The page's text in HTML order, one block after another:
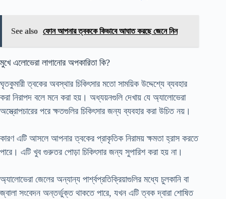
See also ফোন আপনার ত্বককে কিভাবে আঘাত করছে জেনে নিন
মুখে এলোভেরা লাগানোর অপকারিতা কি?
ঘৃতকুমারী ত্বকের অবস্থার চিকিৎসার মতো সাময়িক উদ্দেশ্যে ব্যবহার
করা নিরাপদ বলে মনে করা হয়। অধ্যয়নগুলি দেখায় যে অ্যালোভেরা
অস্ত্রোপচারের পরে ক্ষতগুলির চিকিৎসার জন্য ব্যবহার করা উচিত নয়।
কারণ এটি আসলে আপনার ত্বকের প্রাকৃতিক নিরাময় ক্ষমতা হ্রাস করতে
পারে। এটি খুব গুরুতর পোড়া চিকিৎসার জন্য সুপারিশ করা হয় না।
অ্যালোভেরা জেলের অন্যান্য পার্শ্বপ্রতিক্রিয়াগুলির মধ্যে চুলকানি বা
জ্বালা সংবেদন অন্তর্ভুক্ত থাকতে পারে, যখন এটি ত্বক দ্বারা শোষিত